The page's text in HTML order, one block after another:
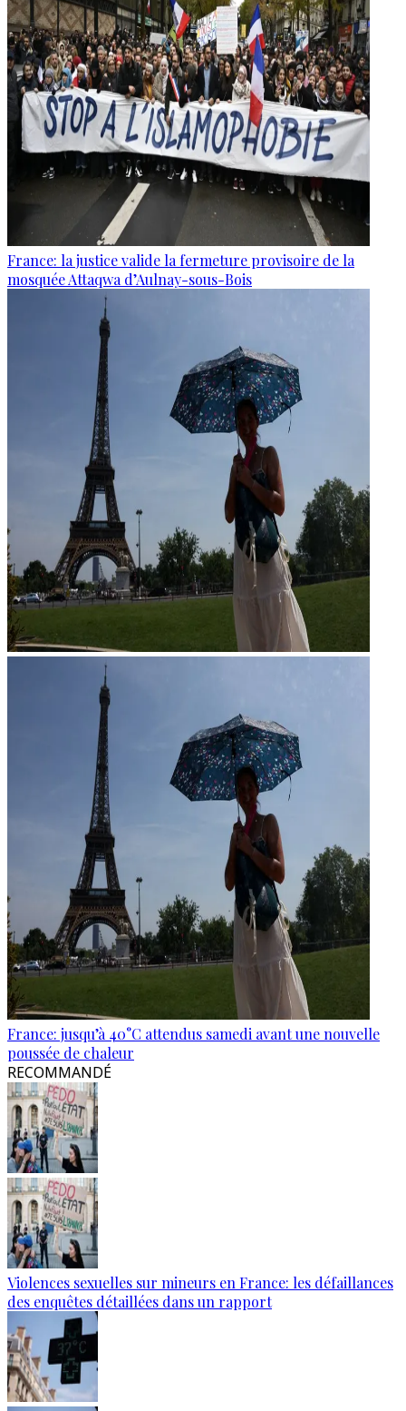
France: la justice valide la fermeture provisoire de la
mosquée Attaqwa d’Aulnay-sous-Bois
France: jusqu’à 40°C attendus samedi avant une nouvelle
poussée de chaleur
RECOMMANDÉ
Violences sexuelles sur mineurs en France: les défaillances
des enquêtes détaillées dans un rapport